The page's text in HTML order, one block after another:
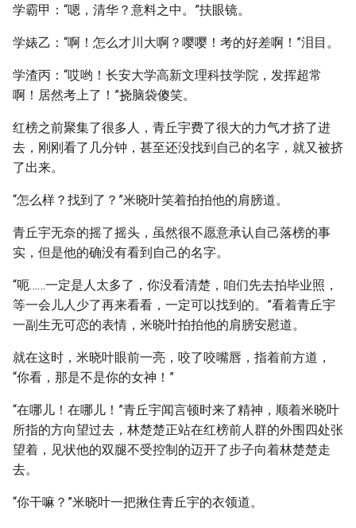
学霸甲：“嗯，清华？意料之中。”扶眼镜。
学婊乙：“啊！怎么才川大啊？嘤嘤！考的好差啊！”泪目。
学渣丙：“哎哟！长安大学高新文理科技学院，发挥超常
啊！居然考上了！”挠脑袋傻笑。
红榜之前聚集了很多人，青丘宇费了很大的力气才挤了进
去，刚刚看了几分钟，甚至还没找到自己的名字，就又被挤
了出来。
“怎么样？找到了？”米晓叶笑着拍拍他的肩膀道。
青丘宇无奈的摇了摇头，虽然很不愿意承认自己落榜的事
实，但是他的确没有看到自己的名字。
“呃……一定是人太多了，你没看清楚，咱们先去拍毕业照，
等一会儿人少了再来看看，一定可以找到的。”看着青丘宇
一副生无可恋的表情，米晓叶拍拍他的肩膀安慰道。
就在这时，米晓叶眼前一亮，咬了咬嘴唇，指着前方道，
“你看，那是不是你的女神！”
“在哪儿！在哪儿！”青丘宇闻言顿时来了精神，顺着米晓叶
所指的方向望过去，林楚楚正站在红榜前人群的外围四处张
望着，见状他的双腿不受控制的迈开了步子向着林楚楚走
去。
“你干嘛？”米晓叶一把揪住青丘宇的衣领道。